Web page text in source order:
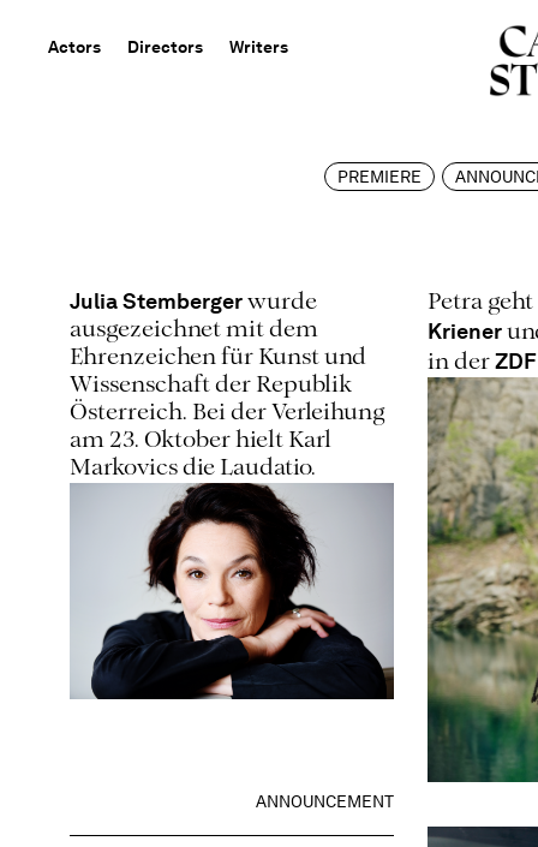
Actors Directors Writers
PREMIERE
Julia Stemberger wurde
ausgezeichnet mit dem
Ehrenzeichen für Kunst und
Wissenschaft der Republik
Österreich. Bei der Verleihung
am 23. Oktober hielt Karl
Markovics die Laudatio.
ANNOUNCEMENT
Petra
Kriener
in der